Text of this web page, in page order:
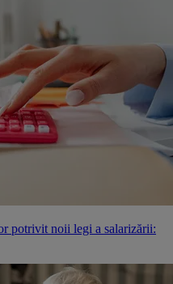
potrivit noii legi a salarizării: